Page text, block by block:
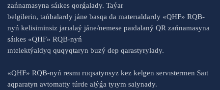
zańnamasyna sáıkes qorǵalady. Taýar
belgilerin, tańbalardy jáne basqa da materıaldardy «QHF» RQB-
nyń kelisiminsiz jarıalaý jáne/nemese paıdalaný QR zańnamasyna
sáıkes «QHF» RQB-nyń
ıntelektýaldyq quqyqtaryn buzý dep qarastyrylady.
«QHF» RQB-nyń resmı ruqsatynsyz kez kelgen servıstermen Saıt
aqparatyn avtomatty túrde alýǵa tyıym salynady.